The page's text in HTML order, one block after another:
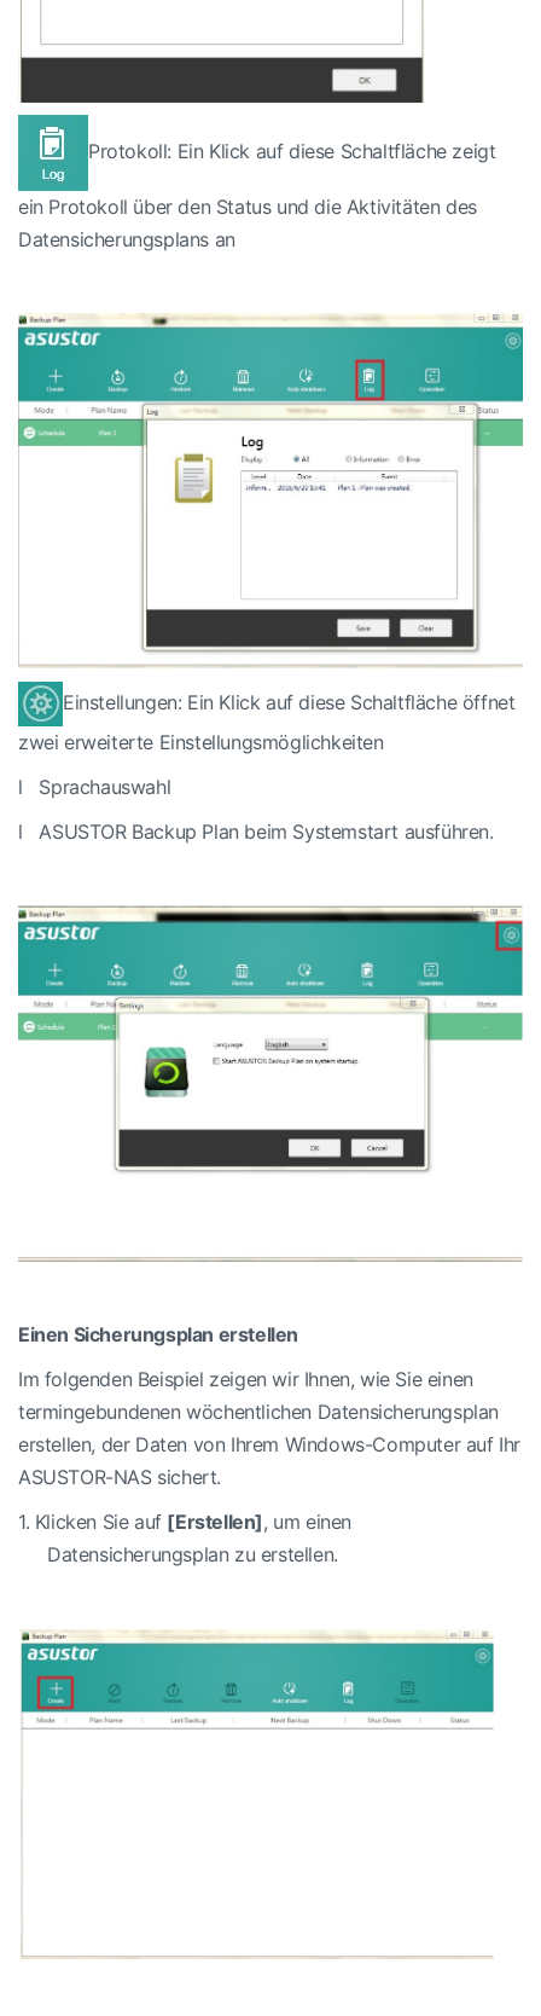
Protokoll: Ein Klick auf diese Schaltfläche zeigt
ein Protokoll über den Status und die Aktivitäten des
Datensicherungsplans an
Einstellungen: Ein Klick auf diese Schaltfläche öffnet
zwei erweiterte Einstellungsmöglichkeiten
l Sprachauswahl
l ASUSTOR Backup Plan beim Systemstart ausführen.
Einen Sicherungsplan erstellen
Im folgenden Beispiel zeigen wir Ihnen, wie Sie einen
termingebundenen wöchentlichen Datensicherungsplan
erstellen, der Daten von Ihrem Windows-Computer auf Ihr
ASUSTOR-NAS sichert.
1. Klicken Sie auf [Erstellen], um einen
Datensicherungsplan zu erstellen.